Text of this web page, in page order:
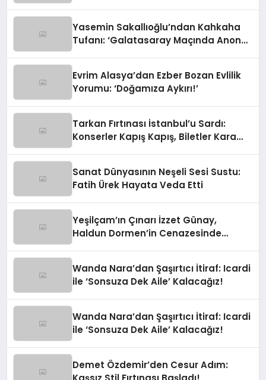
Yasemin Sakallıoğlu’ndan Kahkaha
Tufanı: ‘Galatasaray Maçında Anons
Evrim Alasya’dan Ezber Bozan Evlilik
Yorumu: ‘Doğamıza Aykırı!’
Tarkan Fırtınası İstanbul’u Sardı:
Konserler Kapış Kapış, Biletler Kara
Sanat Dünyasının Neşeli Sesi Sustu:
Fatih Ürek Hayata Veda Etti
Yeşilçam’ın Çınarı İzzet Günay,
Haldun Dormen’in Cenazesinde
Wanda Nara’dan Şaşırtıcı İtiraf: Icardi
ile ‘Sonsuza Dek Aile’ Kalacağız!
Wanda Nara’dan Şaşırtıcı İtiraf: Icardi
ile ‘Sonsuza Dek Aile’ Kalacağız!
Demet Özdemir’den Cesur Adım: